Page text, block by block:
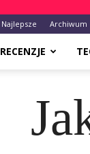
Najlepsze Archiwum
RECENZJE